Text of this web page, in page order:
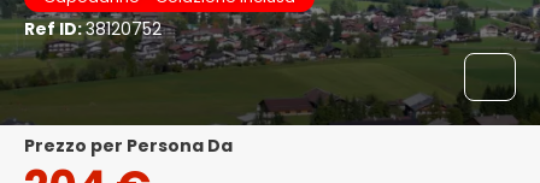
Ref ID:38120752
Prezzo per Persona Da